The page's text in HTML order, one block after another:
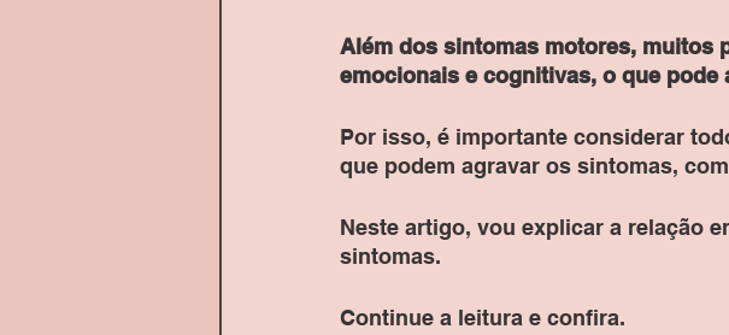
Além dos sintomas motores, muitos
emocionais e cognitivas, o que
Por isso, é importante considerar
que podem agravar os sintomas,
Neste artigo, vou explicar a relação
sintomas.
Continue a leitura e confira.